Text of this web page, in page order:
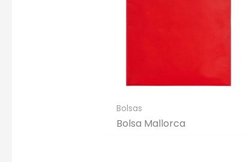
Bolsas
Bolsa Mallorca